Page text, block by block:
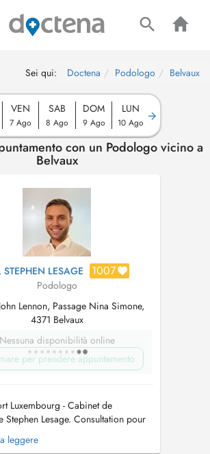
Sei qui: Doctena Podologo Belvaux
VEN
7 Ago
SAB
8 Ago
DOM
9 Ago
LUN
10 Ago
con un Podologo vicino a
Belvaux
STEPHEN LESAGE 1007
Podologo
Lennon, Passage Nina Simone,
4371 Belvaux
Nessuna disponibilità online
per prendere appuntamento
Luxembourg - Cabinet de
Stephen Lesage. Consultation pour
ou posturale. Prise en
podologie sportive. Pour toutes
leggere